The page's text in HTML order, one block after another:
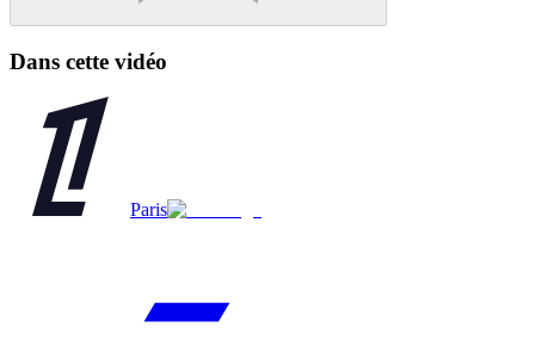
Dans cette vidéo
Paris